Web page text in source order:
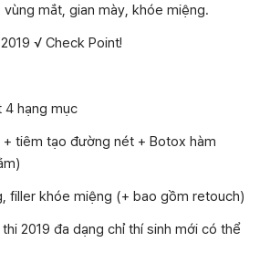
mắt, gian mày, khóe miệng.
√ Check Point!
4 hạng mục
tiêm tạo đường nét + Botox hàm
filler khóe miệng (+ bao gồm retouch)
2019 đa dạng chỉ thí sinh mới có thể